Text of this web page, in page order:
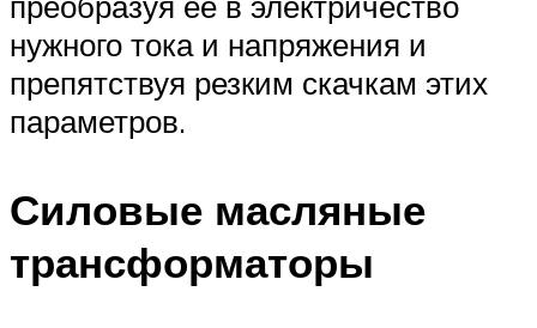
нужного тока и напряжения и
препятствуя резким скачкам этих
параметров.
Силовые масляные
трансформаторы